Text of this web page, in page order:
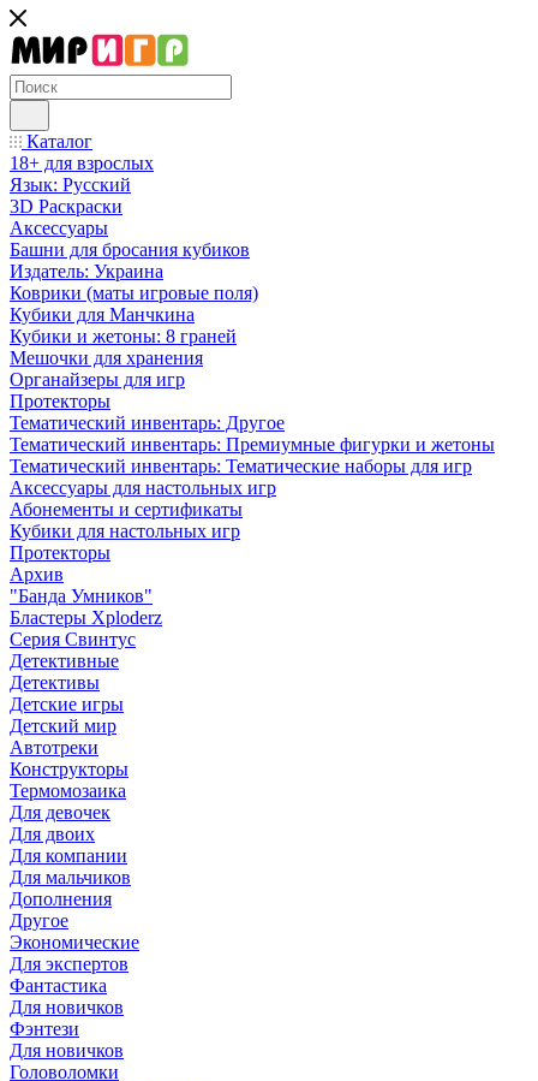
Каталог
18+ для взрослых
Язык: Русский
3D Раскраски
Аксессуары
Башни для бросания кубиков
Издатель: Украина
Коврики (маты игровые поля)
Кубики для Манчкина
Кубики и жетоны: 8 граней
Мешочки для хранения
Органайзеры для игр
Протекторы
Тематический инвентарь: Другое
Тематический инвентарь: Премиумные фигурки и жетоны
Тематический инвентарь: Тематические наборы для игр
Аксессуары для настольных игр
Абонементы и сертификаты
Кубики для настольных игр
Протекторы
Архив
"Банда Умников"
Бластеры Xploderz
Cерия Свинтус
Детективные
Детективы
Детские игры
Детский мир
Автотреки
Конструкторы
Термомозаика
Для девочек
Для двоих
Для компании
Для мальчиков
Дополнения
Другое
Экономические
Для экспертов
Фантастика
Для новичков
Фэнтези
Для новичков
Головоломки